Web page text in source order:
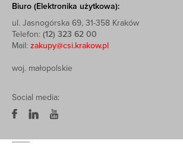
Biuro (Elektronika użytkowa):
ul. Jasnogórska 69, 31-358 Kraków
Telefon: (12) 323 62 00
Mail: zakupy@csi.krakow.pl
woj. małopolskie
Social media: